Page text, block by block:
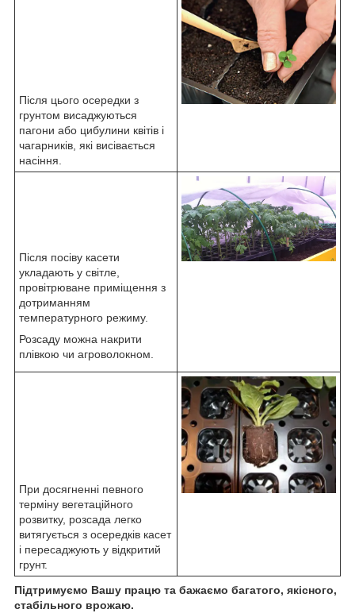
Після цього осередки з
грунтом висаджуються
пагони або цибулини квітів і
чагарників, які висівається
насіння.
Після посіву касети
укладають у світле,
провітрюване приміщення з
дотриманням
температурного режиму.
Розсаду можна накрити
плівкою чи агроволокном.
При досягненні певного
терміну вегетаційного
розвитку, розсада легко
витягується з осередків касет
і пересаджують у відкритий
грунт.
Підтримуємо Вашу працю та бажаємо багатого, якісного,
стабільного врожаю.